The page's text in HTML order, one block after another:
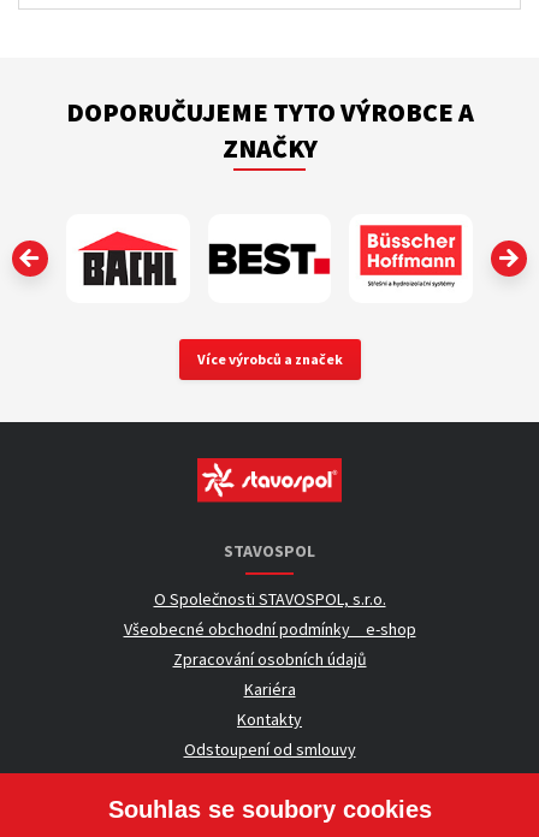
DOPORUČUJEME TYTO VÝROBCE A
ZNAČKY
‹
Více výrobců a značek
STAVOSPOL
O Společnosti STAVOSPOL, s.r.o.
Všeobecné obchodní podmínky _ e-shop
Zpracování osobních údajů
Kariéra
Kontakty
Odstoupení od smlouvy
UŽITEČNÉ INFORMACE
Souhlas se soubory cookies